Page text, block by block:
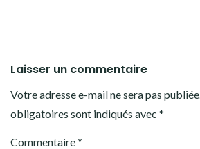
Laisser un commentaire
Votre adresse e-mail ne sera pas publiée.
obligatoires sont indiqués avec *
Commentaire*